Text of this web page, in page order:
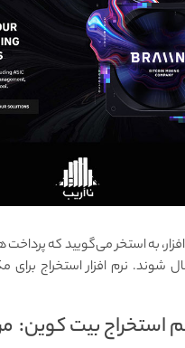
به استخر می‌گویید که پرداخت
شوند. نرم افزار استخراج
بیت کوین: